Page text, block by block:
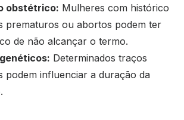
obstétrico: Mulheres com histórico
prematuros ou abortos podem ter
de não alcançar o termo.
Determinados traços
podem influenciar a duração da